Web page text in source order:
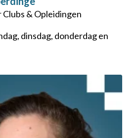
& Opleidingen
dinsdag, donderdag en